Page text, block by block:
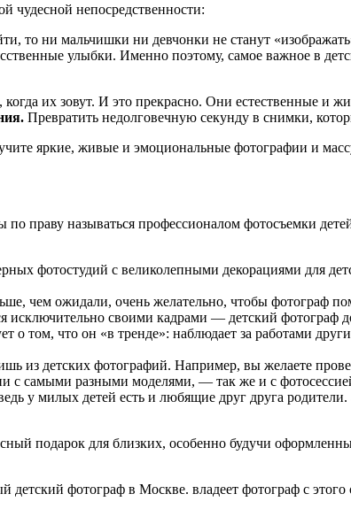
чудесной непосредственности:
ни мальчишки ни девчонки не станут
улыбки. Именно поэтому, самое важное в
их зовут. И это прекрасно. Они естественные и
Превратить недолговечную секунду в снимки,
яркие, живые и эмоциональные фотографии и
праву называться профессионалом фотосъемки
фотостудий с великолепными декорациями для
чем ожидали, очень желательно, чтобы фотограф
своими кадрами — детский фотограф
о том, что он «в тренде»: наблюдает за работами
из детских фотографий. Например, вы желаете
с самыми разными моделями, — так же и с
у милых детей есть и любящие друг друга
подарок для близких, особенно будучи
фотограф в Москве. владеет фотограф с